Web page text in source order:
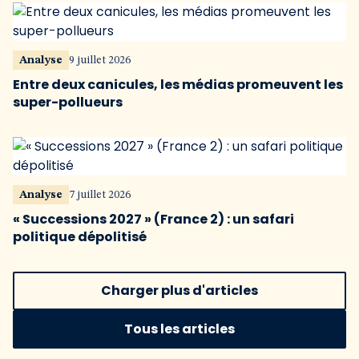
Analyse 9 juillet 2026
Entre deux canicules, les médias promeuvent les
super-pollueurs
Analyse 7 juillet 2026
« Successions 2027 » (France 2) : un safari
politique dépolitisé
Charger plus d'articles
Tous les articles